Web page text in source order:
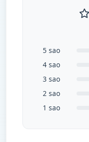
5 sao
4 sao
3 sao
2 sao
1 sao